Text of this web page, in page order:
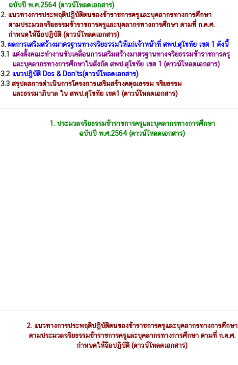
ฉบับปี พ.ศ.2564 (ดาวน์โหลดเอกสาร)
2. แนวทางการประพฤติปฏิบัติตนของข้าราชการครูและบุคลากรทางการศึกษา
ตามประมวลจริยธรรมข้าราชการครูและบุคลากรทางการศึกษา ตามที่ ก.ค.ศ.
กำหนดให้ถือปฏิบัติ (ดาวน์โหลดเอกสาร)
3.ผลการเสริมสร้างมาตรฐานทางจริยธรรมให้แก่เจ้าหน้าที่ สพป.สุโขทัย เขต 1 ดังนี้
3.1 แต่งตั้งคณะทำงานขับเคลื่อนการเสริมสร้างมาตรฐานทางจริยธรรมข้าราชการครู
และบุคลากรทางการศึกษาในสังกัด สพป.สุโขทัย เขต 1 (ดาวน์โหลดเอกสาร)
3.2 แนวปฏิบัติ Dos & Don’ts(ดาวน์โหลดเอกสาร)
3.3 สรุปผลการดำเนินการโครงการเสริมสร้างคตุณธรรม จริยธรรม
และธรรมาภิบาล ใน สพป.สุโขทัย เขต1 (ดาวน์โหลดเอกสาร)
1. ประมวลจริยธรรมข้าราชการครูและบุคลากรทางการศึกษา
ฉบับปี พ.ศ.2564 (ดาวน์โหลดเอกสาร)
2. แนวทางการประพฤติปฏิบัติตนของข้าราชการครูและบุคลากรทางการศึกษา
ตามประมวลจริยธรรมข้าราชการครูและบุคลากรทางการศึกษา ตามที่ ก.ค.ศ.
กำหนดให้ถือปฏิบัติ (ดาวน์โหลดเอกสาร)